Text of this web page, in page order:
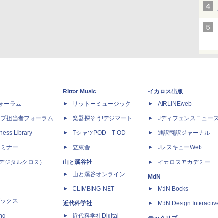
ーラム
担当者フォーラム
Library
ナー
ジタルクロス）
クス
Rittor Music
リットーミュージック
楽器探そう!デジマート
TシャツPOD T-OD
立東舎
山と溪谷社
山と溪谷オンライン
CLIMBING-NET
近代科学社
近代科学社Digital
イカロス出版
AIRLINEweb
Jディフェンスニュー
通訳翻訳ジャーナル
JレスキューWeb
イカロスアカデミー
MdN
MdN Books
MdN Design